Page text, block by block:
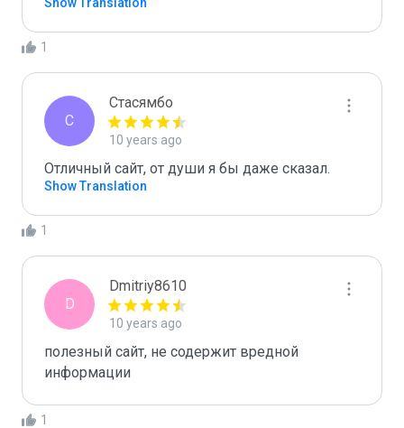
1
С
Стасямбо
10 years ago
Отличный сайт, от души я бы даже сказал.
Show Translation
1
D
Dmitriy8610
10 years ago
полезный сайт, не содержит вредной
информации
1